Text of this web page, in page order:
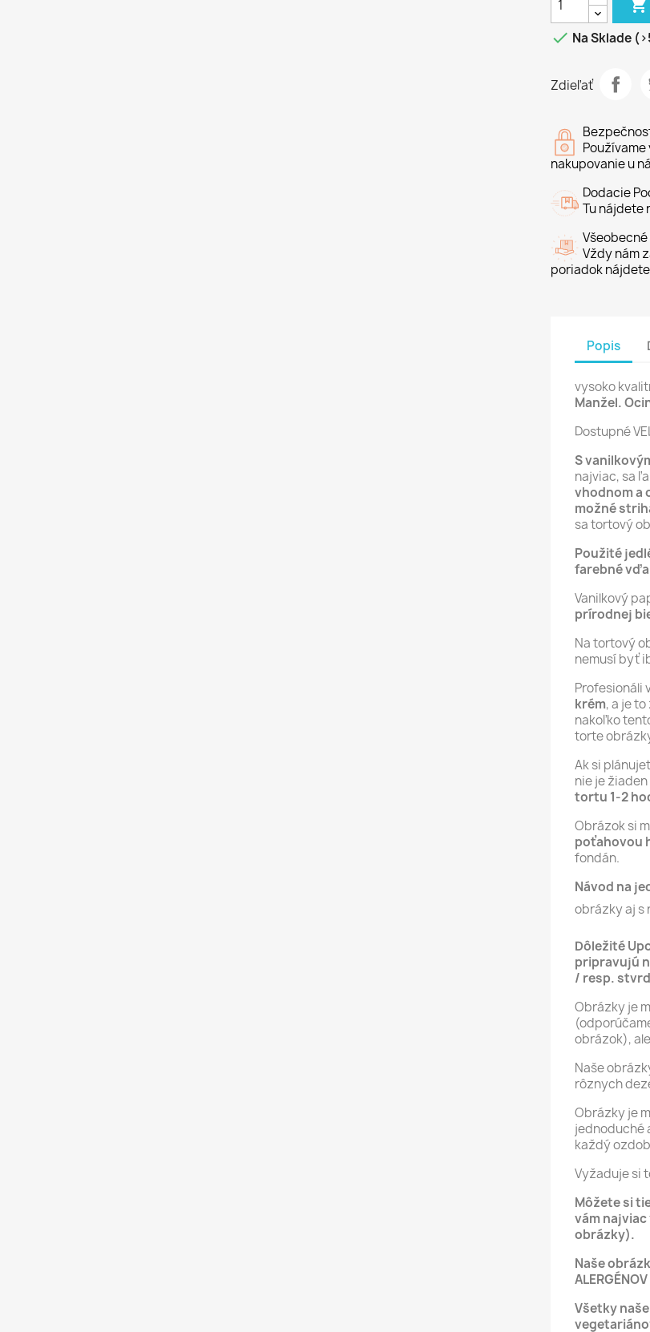

 Na Sklade
Zdieľať
nakupovanie u
Dodacie
Tu nájdete
Vždy nám
poriadok nájdete
Popis
vysoko
Manžel.
Dostupné
S
najviac, sa
vhodnom a
možné
sa tortový
Použité
farebné
Vanilkový
prírodnej
Na tortový
nemusí byť
Profesionáli
krém, a je
nakoľko
torte
Ak si
nie je
tortu 1-2
Obrázok si
poťahovou
fondán.
Návod na
obrázky aj s
Dôležité
pripravujú
/ resp.
Obrázky je
obrázok),
Naše
rôznych
Obrázky je
jednoduché
každý
Vyžaduje si
Môžete si
vám
obrázky).
Naše
Všetky